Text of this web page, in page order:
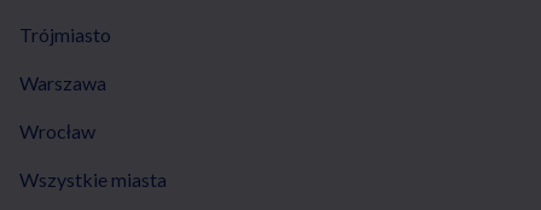
Trójmiasto
Warszawa
Wrocław
Wszystkie miasta